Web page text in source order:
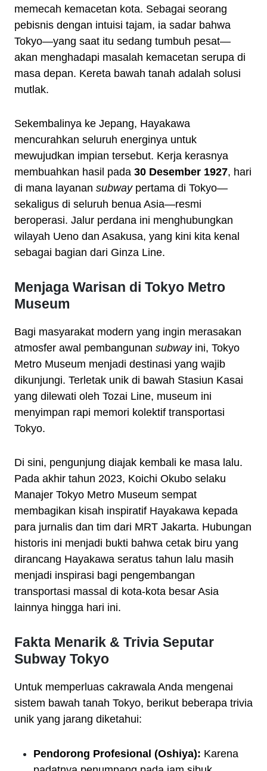
memecah kemacetan kota. Sebagai seorang
pebisnis dengan intuisi tajam, ia sadar bahwa
Tokyo—yang saat itu sedang tumbuh pesat—
akan menghadapi masalah kemacetan serupa di
masa depan. Kereta bawah tanah adalah solusi
mutlak.
Sekembalinya ke Jepang, Hayakawa
mencurahkan seluruh energinya untuk
mewujudkan impian tersebut. Kerja kerasnya
membuahkan hasil pada 30 Desember 1927, hari
di mana layanan subwaypertama di Tokyo—
sekaligus di seluruh benua Asia—resmi
beroperasi. Jalur perdana ini menghubungkan
wilayah Ueno dan Asakusa, yang kini kita kenal
sebagai bagian dari Ginza Line.
Menjaga Warisan di Tokyo Metro
Museum
Bagi masyarakat modern yang ingin merasakan
atmosfer awal pembangunan subwayini, Tokyo
Metro Museum menjadi destinasi yang wajib
dikunjungi. Terletak unik di bawah Stasiun Kasai
yang dilewati oleh Tozai Line, museum ini
menyimpan rapi memori kolektif transportasi
Tokyo.
Di sini, pengunjung diajak kembali ke masa lalu.
Pada akhir tahun 2023, Koichi Okubo selaku
Manajer Tokyo Metro Museum sempat
membagikan kisah inspiratif Hayakawa kepada
para jurnalis dan tim dari MRT Jakarta. Hubungan
historis ini menjadi bukti bahwa cetak biru yang
dirancang Hayakawa seratus tahun lalu masih
menjadi inspirasi bagi pengembangan
transportasi massal di kota-kota besar Asia
lainnya hingga hari ini.
Fakta Menarik & Trivia Seputar
Subway Tokyo
Untuk memperluas cakrawala Anda mengenai
sistem bawah tanah Tokyo, berikut beberapa trivia
unik yang jarang diketahui:
Pendorong Profesional (Oshiya): Karena